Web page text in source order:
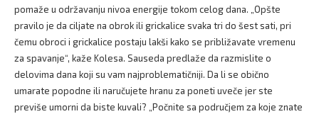
pomaže u održavanju nivoa energije tokom celog dana. „Opšte
pravilo je da ciljate na obrok ili grickalice svaka tri do šest sati, pri
čemu obroci i grickalice postaju lakši kako se približavate vremenu
za spavanje“, kaže Kolesa. Sauseda predlaže da razmislite o
delovima dana koji su vam najproblematičniji. Da li se obično
umarate popodne ili naručujete hranu za poneti uveče jer ste
previše umorni da biste kuvali? „Počnite sa područjem za koje znate